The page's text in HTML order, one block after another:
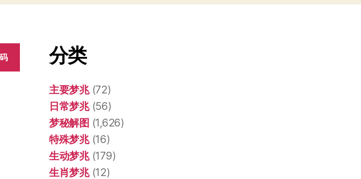
分类
主要梦兆(72)
日常梦兆(56)
梦秘解图 (1,626)
特殊梦兆(16)
生动梦兆(179)
生肖梦兆(12)